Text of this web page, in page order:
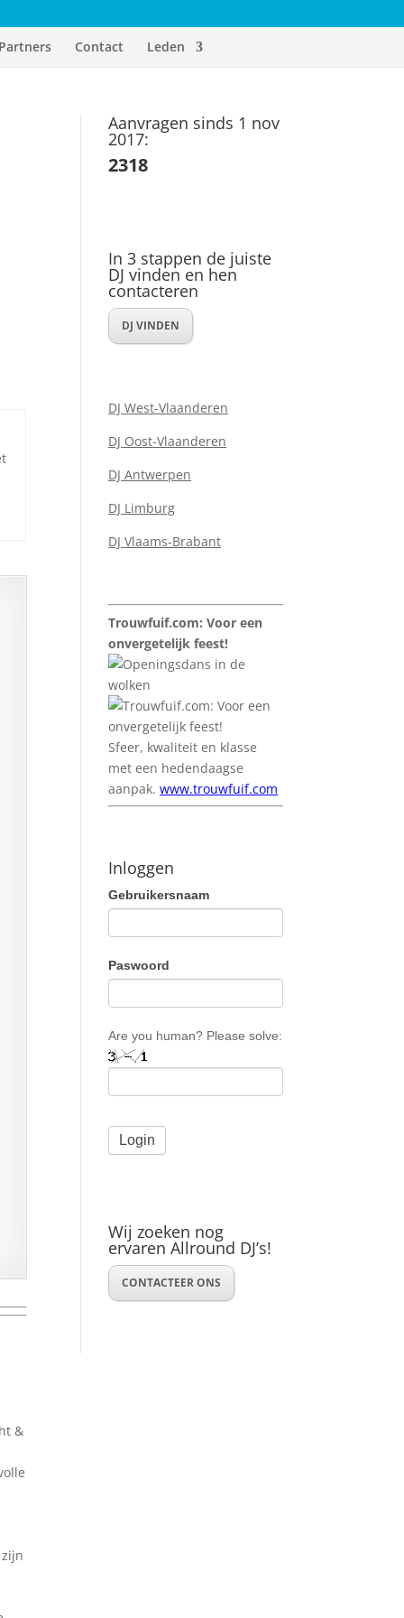
Partners Contact Leden
&
Aanvragen sinds 1 nov
2017:
2318
In 3 stappen de juiste
DJ vinden en hen
contacteren
DJ VINDEN
DJ West-Vlaanderen
DJ Oost-Vlaanderen
DJ Antwerpen
DJ Limburg
DJ Vlaams-Brabant
Trouwfuif.com: Voor een
onvergetelijk feest!
Sfeer, kwaliteit en klasse
met een hedendaagse
aanpak.www.trouwfuif.com
Inloggen
Gebruikersnaam
Paswoord
Are you human? Please solve:
Wij zoeken nog
ervaren Allround DJ’s!
CONTACTEER ONS